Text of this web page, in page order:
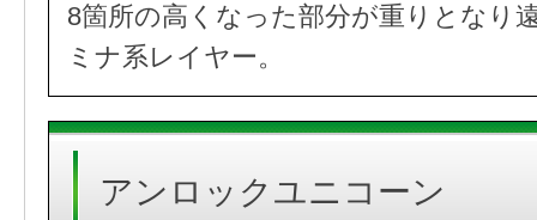
8箇所の高くなった部分が重りとなり
ミナ系レイヤー。
アンロックユニコーン